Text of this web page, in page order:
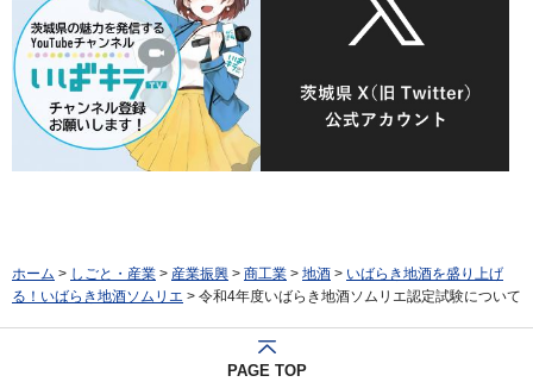
ホーム > しごと・産業 > 産業振興 > 商工業 > 地酒 > いばらき地酒を盛り上げ
る！いばらき地酒ソムリエ > 令和4年度いばらき地酒ソムリエ認定試験について
PAGE TOP